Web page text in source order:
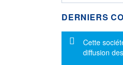
DERNIERS
Message
Cette
diffusion